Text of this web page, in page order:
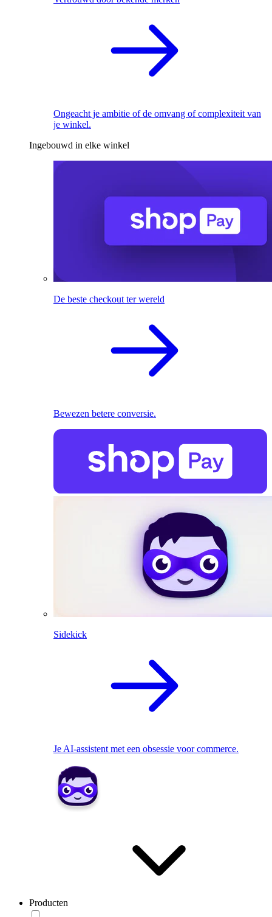
Ongeacht je ambitie of de omvang of complexiteit van
je winkel.
Ingebouwd in elke winkel
De beste checkout ter wereld
Bewezen betere conversie.
Sidekick
Je AI-assistent met een obsessie voor commerce.
Producten